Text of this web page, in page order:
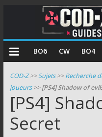
COD
Zombie
Guides
astuces
pour
BO6 CW BO4
COD-Z>>Sujets>>Recherche
joueurs>>[PS4] Shadow of
[PS4]
Secret